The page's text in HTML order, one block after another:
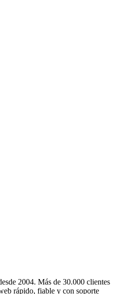
2004. Más de 30.000 clientes
rápido, fiable y con soporte